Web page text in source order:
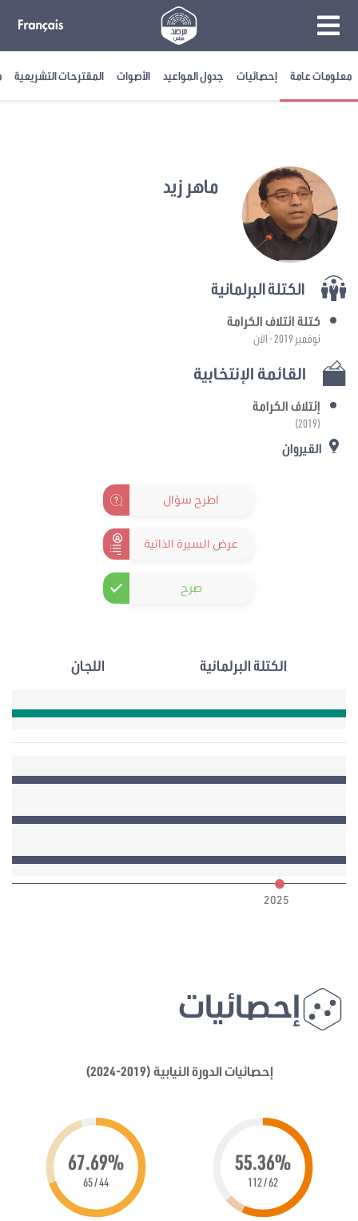
معلومات عامة إحصائيات جدول المواعيد الأصوات المقترحات التشريعية
ماهر زيد
الكتلة البرلمانية
كتلة ائتلاف الكرامة
نوفمبر 2019 - الآن
القائمة الإنتخابية
إئتلاف الكرامة
(2019)
القيروان
اطرح سؤال
عرض السيرة الذاتية
صرح
الكتلة البرلمانية اللجان
2025
إحصائيات
إحصائيات الدورة النيابية (2019-2024)
55.36%
62 / 112
67.69%
44 / 65